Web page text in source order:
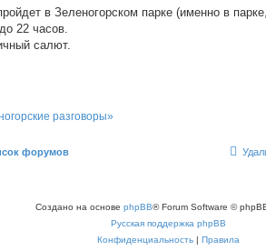
в Зеленогорском парке (именно в
22 часов.
салют.
разговоры»
форумов
Создано на основе phpBB® Forum Software ©
Русская поддержка phpBB
Конфиденциальность | Правила